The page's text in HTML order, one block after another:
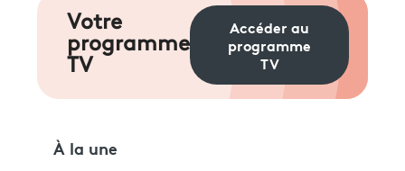
Votre
programme
TV
Accéder au
programme
TV
À la une